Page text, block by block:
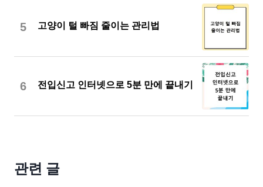
5 고양이 털 빠짐 줄이는 관리법
6 전입신고 인터넷으로 5분 만에 끝내기
관련 글